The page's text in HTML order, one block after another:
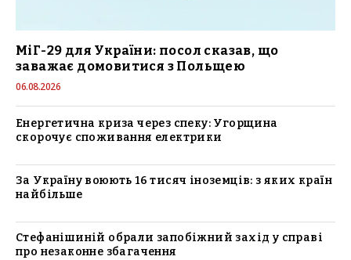
МіГ-29 для України: посол сказав, що
заважає домовитися з Польщею
06.08.2026
Енергетична криза через спеку: Угорщина
скорочує споживання електрики
За Україну воюють 16 тисяч іноземців: з яких країн
найбільше
Стефанішиній обрали запобіжний захід у справі
про незаконне збагачення